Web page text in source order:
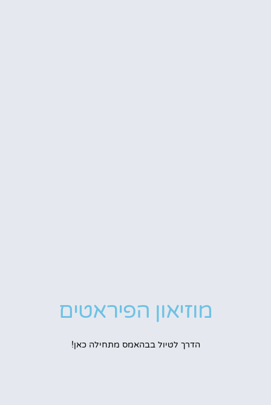
מוזיאון הפיראטים
הדרך לטיול בבהאמס מתחילה כאן!